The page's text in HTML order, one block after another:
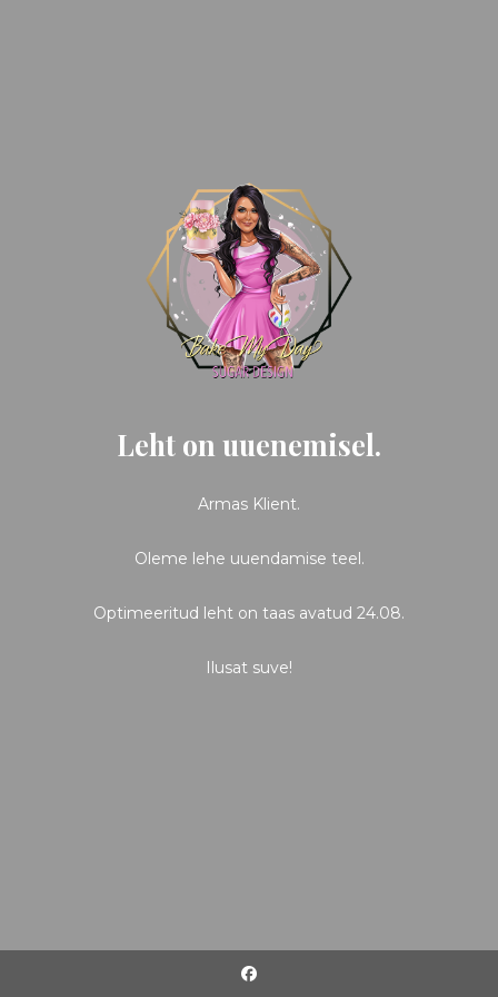
Leht on uuenemisel.
Armas Klient.
Oleme lehe uuendamise teel.
Optimeeritud leht on taas avatud 24.08.
Ilusat suve!